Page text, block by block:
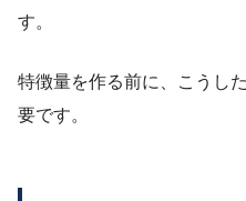
す。
特徴量を作る前に、こうし
要です。